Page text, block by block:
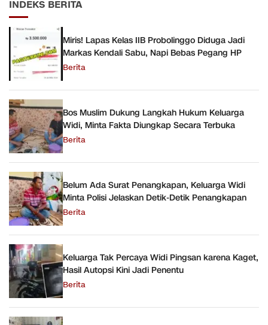
INDEKS BERITA
Miris! Lapas Kelas IIB Probolinggo Diduga Jadi
Markas Kendali Sabu, Napi Bebas Pegang HP
Berita
Bos Muslim Dukung Langkah Hukum Keluarga
Widi, Minta Fakta Diungkap Secara Terbuka
Berita
Belum Ada Surat Penangkapan, Keluarga Widi
Minta Polisi Jelaskan Detik-Detik Penangkapan
Berita
Keluarga Tak Percaya Widi Pingsan karena Kaget,
Hasil Autopsi Kini Jadi Penentu
Berita